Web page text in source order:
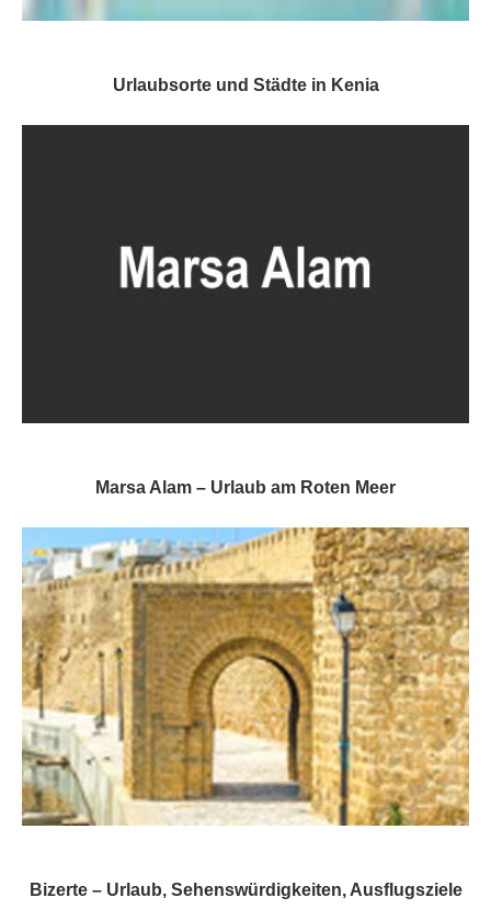
Urlaubsorte und Städte in Kenia
Marsa Alam – Urlaub am Roten Meer
Bizerte – Urlaub, Sehenswürdigkeiten, Ausflugsziele